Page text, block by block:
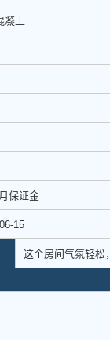
凝土
保证金
15
这个房间气氛轻松